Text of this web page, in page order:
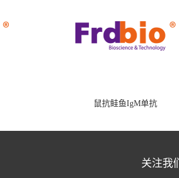
鼠抗鲑鱼IgM单抗
关注我们